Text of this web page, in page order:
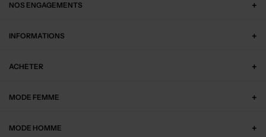
NOS ENGAGEMENTS
INFORMATIONS
ACHETER
MODE FEMME
MODE HOMME